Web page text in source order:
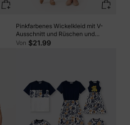
Pinkfarbenes Wickelkleid mit V-
Ausschnitt und Rüschen und
flatternden Ärmeln für Mama und
Von $21.99